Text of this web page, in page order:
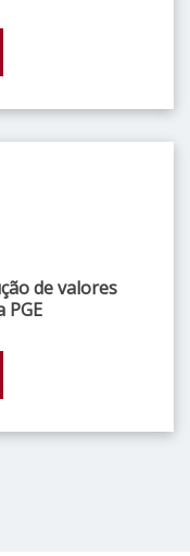
de valores
PGE